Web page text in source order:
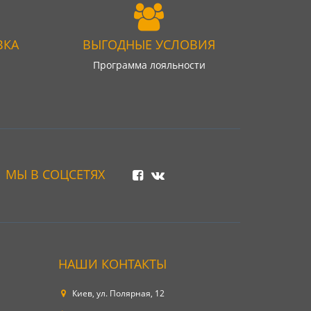
ВЫГОДНЫЕ УСЛОВИЯ
Программа лояльности
МЫ В СОЦСЕТЯХ
НАШИ КОНТАКТЫ
Киев, ул. Полярная, 12